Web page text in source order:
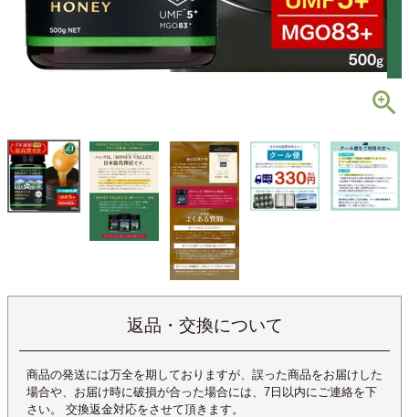
返品・交換について
商品の発送には万全を期しておりますが、誤った商品をお届けした
場合や、お届け時に破損が合った場合には、7日以内にご連絡を下
さい。 交換返金対応をさせて頂きます。